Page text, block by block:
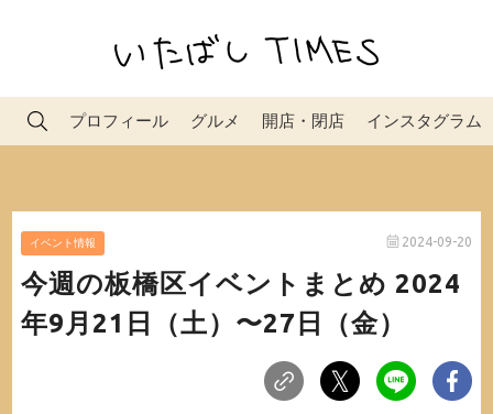
プロフィール グルメ 開店・閉店 インスタグラム
イベント情報 2024-09-20
今週の板橋区イベントまとめ 2024
年9月21日（土）〜27日（金）